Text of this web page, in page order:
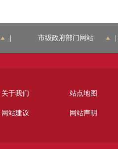
市级政府部门网站
关于我们 站点地图
网站建议 网站声明